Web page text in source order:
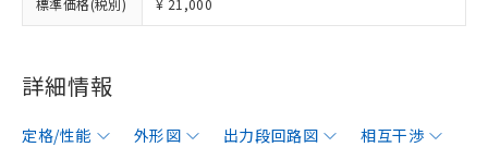
標準価格(税別) ¥ 21,000
詳細情報
定格/性能 外形図 出力段回路図
相互干渉